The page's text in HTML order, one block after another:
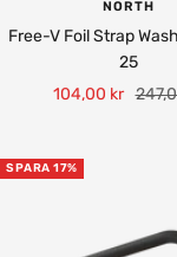
NORTH
Free-V Foil Strap
25
Rea-
104,00 kr Pris
SPARA 17%